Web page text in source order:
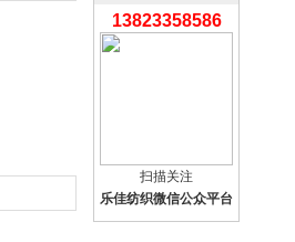
13823358586
扫描关注
乐佳纺织微信公众平台